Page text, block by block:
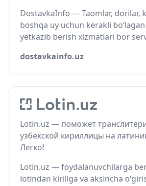
DostavkaInfo — Taomlar, dorilar,
boshqa uy uchun kerakli
yetkazib berish xizmatlari bor
dostavkainfo.uz
Lotin.uz — поможет
узбекской кириллицы на
Легко!
Lotin.uz — foydalanuvchilarga
lotindan kirillga va aksincha